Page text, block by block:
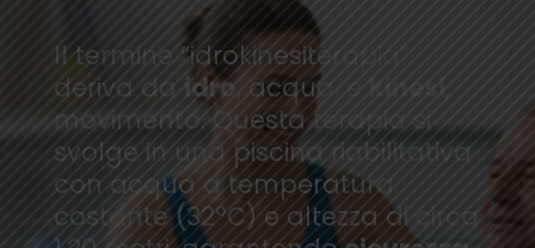
Il termine “idrokinesiterapia”
deriva da idro, acqua, e
movimento. Questa terapia si
svolge in una piscina riabilitativa
con acqua a temperatura
costante (32°C) e altezza di circa